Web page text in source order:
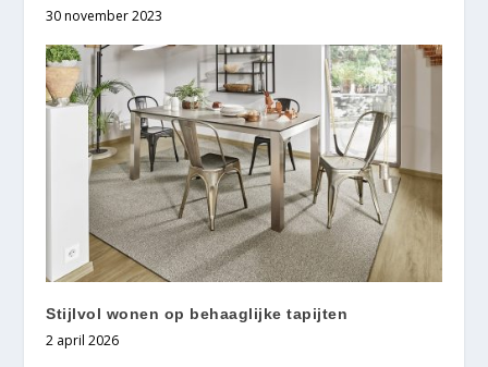
30 november 2023
Stijlvol wonen op behaaglijke tapijten
2 april 2026